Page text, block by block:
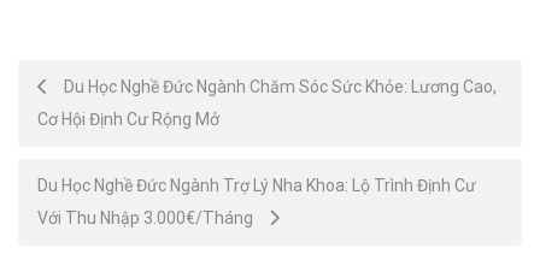
Post
navigation
Du Học Nghề Đức Ngành Chăm Sóc Sức Khỏe: Lương Cao,
Cơ Hội Định Cư Rộng Mở
Du Học Nghề Đức Ngành Trợ Lý Nha Khoa: Lộ Trình Định Cư
Với Thu Nhập 3.000€/Tháng